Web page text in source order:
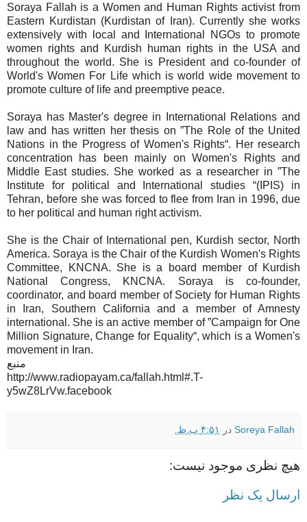
Soraya Fallah is a Women and Human Rights activist from
Eastern Kurdistan (Kurdistan of Iran). Currently she works
extensively with local and International NGOs to promote
women rights and Kurdish human rights in the USA and
throughout the world. She is President and co-founder of
World's Women For Life which is world wide movement to
promote culture of life and preemptive peace.
Soraya has Master's degree in International Relations and
law and has written her thesis on ”The Role of the United
Nations in the Progress of Women's Rights“. Her research
concentration has been mainly on Women's Rights and
Middle East studies. She worked as a researcher in ”The
Institute for political and International studies “(IPIS) in
Tehran, before she was forced to flee from Iran in 1996, due
to her political and human right activism.
She is the Chair of International pen, Kurdish sector, North
America. Soraya is the Chair of the Kurdish Women's Rights
Committee, KNCNA. She is a board member of Kurdish
National Congress, KNCNA. Soraya is co-founder,
coordinator, and board member of Society for Human Rights
in Iran, Southern California and a member of Amnesty
international. She is an active member of ”Campaign for One
Million Signature, Change for Equality“, which is a Women's
movement in Iran.
منبع
http://www.radiopayam.ca/fallah.html#.T-
y5wZ8LrVw.facebook
Soreya Fallah در ۴:۵۱ ب.ظ.
هیچ نظری موجود نیست:
ارسال یک نظر